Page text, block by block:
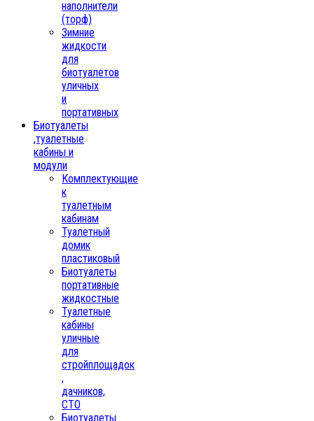
наполнители
(торф)
Зимние
жидкости
для
биотуалетов
уличных
и
портативных
Биотуалеты
,туалетные
кабины и
модули
Комплектующие
к
туалетным
кабинам
Туалетный
домик
пластиковый
Биотуалеты
портативные
жидкостные
Туалетные
кабины
уличные
для
стройплощадок
,
дачников,
СТО
Биотуалеты